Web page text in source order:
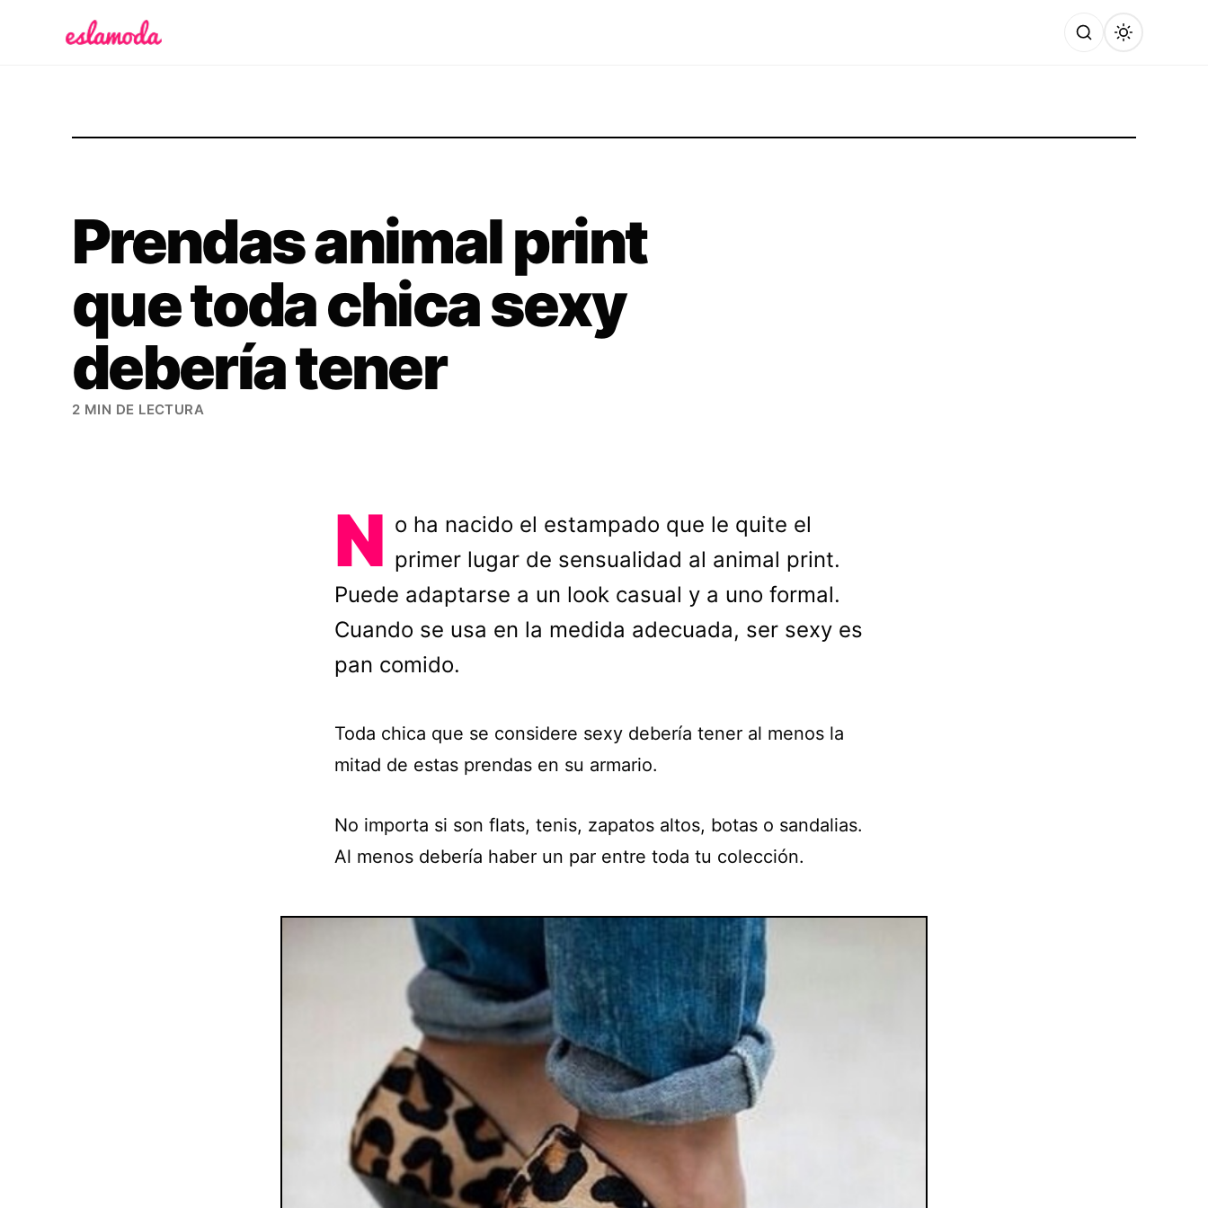
Prendas animal print
que toda chica sexy
debería tener
2 MIN DE LECTURA
N o ha nacido el estampado que le quite el
primer lugar de sensualidad al animal print.
Puede adaptarse a un look casual y a uno formal.
Cuando se usa en la medida adecuada, ser sexy es
pan comido.
Toda chica que se considere sexy debería tener al menos la
mitad de estas prendas en su armario.
No importa si son flats, tenis, zapatos altos, botas o sandalias.
Al menos debería haber un par entre toda tu colección.